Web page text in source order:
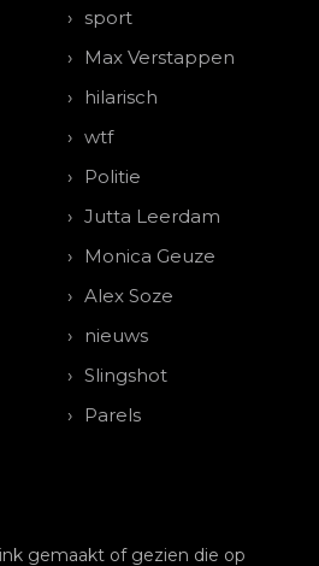
sport
Max Verstappen
hilarisch
wtf
Politie
Jutta Leerdam
Monica Geuze
Alex Soze
nieuws
Slingshot
Parels
gemaakt of gezien die op